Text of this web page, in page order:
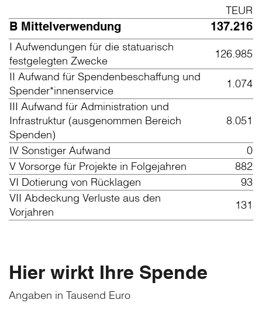
TEUR
B Mittelverwendung 137.216
I Aufwendungen für die statuarisch
festgelegten Zwecke
126.985
II Aufwand für Spendenbeschaffung und
Spender*innenservice
1.074
III Aufwand für Administration und
Infrastruktur (ausgenommen Bereich
Spenden)
8.051
IV Sonstiger Aufwand
0
V Vorsorge für Projekte in Folgejahren
882
VI Dotierung von Rücklagen
93
VII Abdeckung Verluste aus den
Vorjahren
131
Hier wirkt Ihre Spende
Angaben in Tausend Euro